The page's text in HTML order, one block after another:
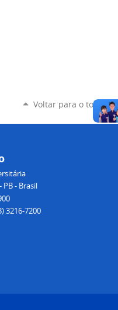
Voltar para o topo
PB - Brasil
3216-7200